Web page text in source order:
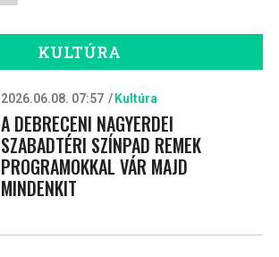
KULTÚRA
2026.06.08. 07:57 Kultúra
A DEBRECENI NAGYERDEI
SZABADTÉRI SZÍNPAD REMEK
PROGRAMOKKAL VÁR MAJD
MINDENKIT